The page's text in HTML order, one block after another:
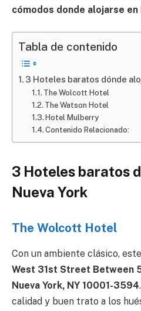
cómodos donde alojarse en
Tabla de contenido
3 Hoteles baratos dónde
The Wolcott Hotel
The Watson Hotel
Hotel Mulberry
Contenido Relacionado:
3 Hoteles baratos
Nueva York
The Wolcott Hotel
Con un ambiente clásico,
West 31st Street Between
Nueva York, NY 10001-3594
calidad y buen trato a los